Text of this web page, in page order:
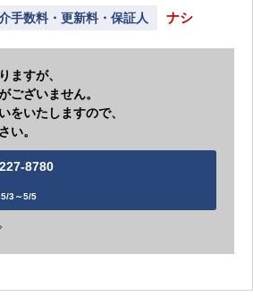
手数料・更新料・保証人 ナシ
ますが、
ございません。
をいたしますので、
い。
8780
3～5/5